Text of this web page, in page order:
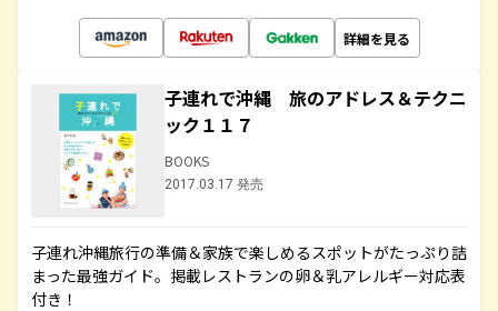
詳細を見る
子連れで沖縄 旅のアドレス＆テクニ
ック１１７
BOOKS
2017.03.17 発売
子連れ沖縄旅行の準備＆家族で楽しめるスポットがたっぷり詰
まった最強ガイド。掲載レストランの卵＆乳アレルギー対応表
付き！